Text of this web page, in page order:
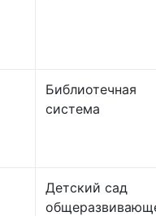
Библиотечная
система
Детский сад